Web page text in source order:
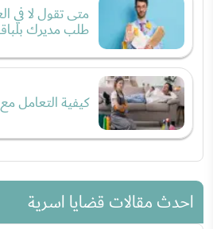
متى تقول لا
طلب مديرك
كيفية التعامل
احدث مقالات قضايا اسرية